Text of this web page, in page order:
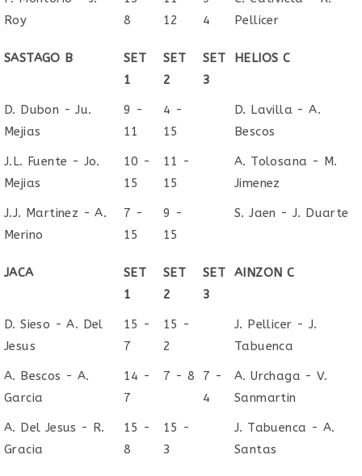
Roy
8
12
4
Pellicer
SASTAGO B
SET
1
SET
2
SET
3
HELIOS C
D. Dubon - Ju.
Mejias
9 -
11
4 -
15
D. Lavilla - A.
Bescos
J.L. Fuente - Jo.
Mejias
10 -
15
11 -
15
A. Tolosana - M.
Jimenez
J.J. Martinez - A.
Merino
7 -
15
9 -
15
S. Jaen - J. Duarte
JACA
SET
1
SET
2
SET
3
AINZON C
D. Sieso - A. Del
Jesus
15 -
7
15 -
2
J. Pellicer - J.
Tabuenca
A. Bescos - A.
Garcia
14 -
7
7 - 8
7 -
4
A. Urchaga - V.
Sanmartin
A. Del Jesus - R.
Gracia
15 -
8
15 -
3
J. Tabuenca - A.
Santas